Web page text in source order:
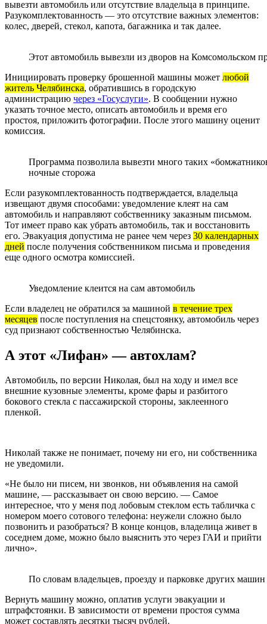
вывезти автомобиль или отсутствие владельца в принципе.
Разукомплектованность — это отсутствие важных элементов:
колес, дверей, стекол, капота, багажника и так далее.
Этот автомобиль вывезли из дворов на Комсомольском
Инициировать проверку брошенной машины может любой
житель Челябинска, обратившись в городскую
администрацию через «Госуслуги». В сообщении нужно
указать точное место, описать автомобиль и время его
простоя, приложить фотографии. После этого машину оценит
комиссия.
Программа позволила вывезти много таких
ночные сторожа
Если разукомплектованность подтверждается, владельца
извещают двумя способами: уведомление клеят на сам
автомобиль и направляют собственнику заказным письмом.
Тот имеет право как убрать автомобиль, так и восстановить
его. Эвакуация допустима не ранее чем через 30 календарных
дней после получения собственником письма и проведения
еще одного осмотра комиссией.
Уведомление клеится на сам автомобиль
Если владелец не обратился за машиной в течение трех
месяцев после поступления на спецстоянку, автомобиль через
суд признают собственностью Челябинска.
А этот «Лифан» — автохлам?
Автомобиль, по версии Николая, был на ходу и имел все
внешние кузовные элементы, кроме фары и разбитого
бокового стекла с пассажирской стороны, заклеенного
пленкой.
Николай также не понимает, почему ни его, ни собственника
не уведомили.
«Не было ни писем, ни звонков, ни объявления на самой
машине, — рассказывает он свою версию. — Самое
интересное, что у меня под лобовым стеклом есть табличка с
номером моего сотового телефона: неужели сложно было
позвонить и разобраться? В конце концов, владелица живет в
соседнем доме, можно было выяснить это через ГАИ и прийти
лично».
По словам владельцев, проезду и парковке других
Вернуть машину можно, оплатив услуги эвакуации и
штрафстоянки. В зависимости от времени простоя сумма
может составлять десятки тысяч рублей.